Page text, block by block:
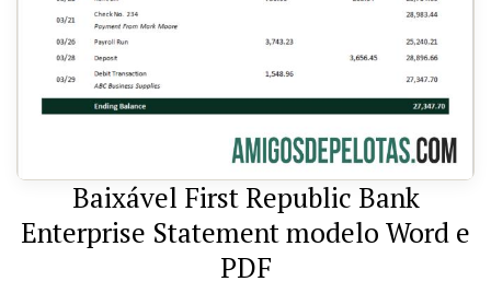
Baixável First Republic Bank
Enterprise Statement modelo Word e
PDF